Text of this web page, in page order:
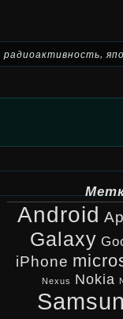
радиоактивность,
Android
Galaxy
iPhone
Nexus Nokia